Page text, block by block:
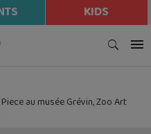
KIDS
au musée Grévin, Zoo Art